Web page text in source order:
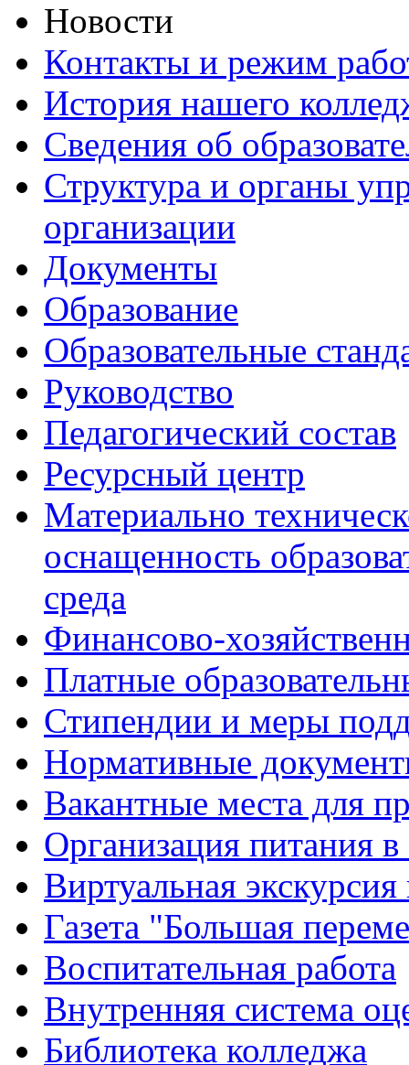
Новости
Контакты и режим
История нашего
Сведения об
Структура и органы
организации
Документы
Образование
Образовательные
Руководство
Педагогический состав
Ресурсный центр
Материально
оснащенность
среда
Финансово-
Платные
Стипендии и меры
Нормативные
Вакантные места для
Организация питания в
Виртуальная
Газета "Большая
Воспитательная работа
Внутренняя система
Библиотека колледжа